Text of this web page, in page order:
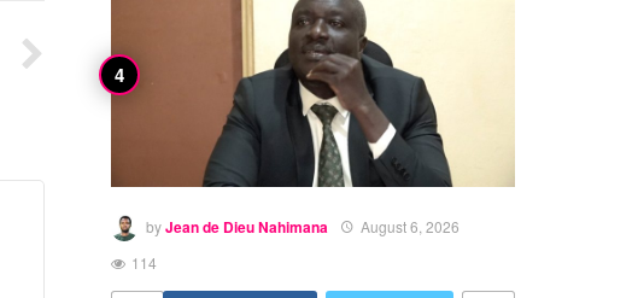
byJean de Dieu Nahimana
August 6, 2026
114